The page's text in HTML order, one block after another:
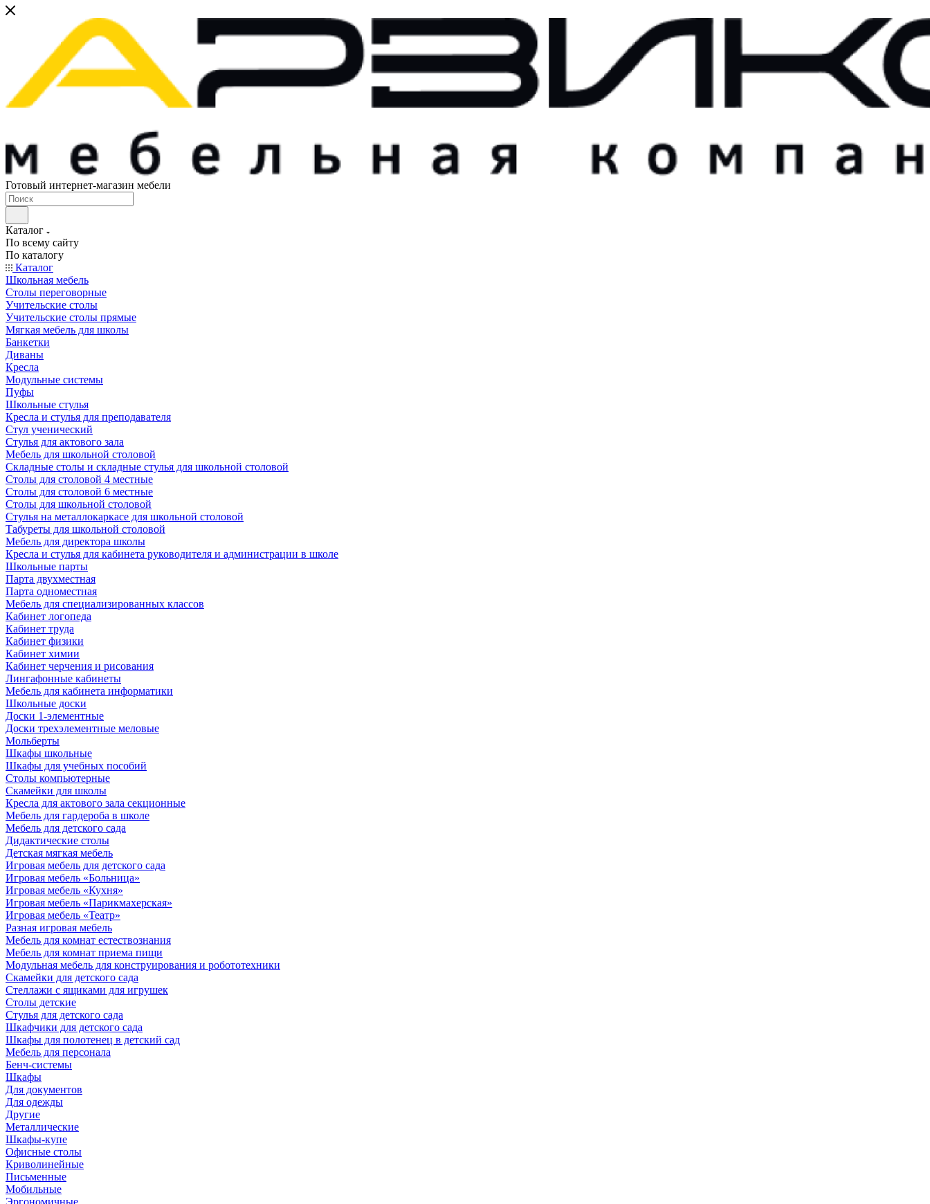
Готовый интернет-магазин мебели
Каталог
По всему сайту
По каталогу
Каталог
Школьная мебель
Столы переговорные
Учительские столы
Учительские столы прямые
Мягкая мебель для школы
Банкетки
Диваны
Кресла
Модульные системы
Пуфы
Школьные стулья
Кресла и стулья для преподавателя
Стул ученический
Стулья для актового зала
Мебель для школьной столовой
Складные столы и складные стулья для школьной столовой
Столы для столовой 4 местные
Столы для столовой 6 местные
Столы для школьной столовой
Стулья на металлокаркасе для школьной столовой
Табуреты для школьной столовой
Мебель для директора школы
Кресла и стулья для кабинета руководителя и администрации в школе
Школьные парты
Парта двухместная
Парта одноместная
Мебель для специализированных классов
Кабинет логопеда
Кабинет труда
Кабинет физики
Кабинет химии
Кабинет черчения и рисования
Лингафонные кабинеты
Мебель для кабинета информатики
Школьные доски
Доски 1-элементные
Доски трехэлементные меловые
Мольберты
Шкафы школьные
Шкафы для учебных пособий
Столы компьютерные
Скамейки для школы
Кресла для актового зала секционные
Мебель для гардероба в школе
Мебель для детского сада
Дидактические столы
Детская мягкая мебель
Игровая мебель для детского сада
Игровая мебель «Больница»
Игровая мебель «Кухня»
Игровая мебель «Парикмахерская»
Игровая мебель «Театр»
Разная игровая мебель
Мебель для комнат естествознания
Мебель для комнат приема пищи
Модульная мебель для конструирования и робототехники
Скамейки для детского сада
Стеллажи с ящиками для игрушек
Столы детские
Стулья для детского сада
Шкафчики для детского сада
Шкафы для полотенец в детский сад
Мебель для персонала
Бенч-системы
Шкафы
Для документов
Для одежды
Другие
Металлические
Шкафы-купе
Офисные столы
Криволинейные
Письменные
Мобильные
Эргономичные